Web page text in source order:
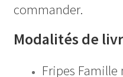
commander.
Modalités de
Fripes Famille